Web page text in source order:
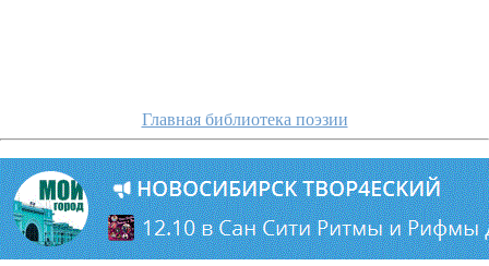
Главная библиотека поэзии